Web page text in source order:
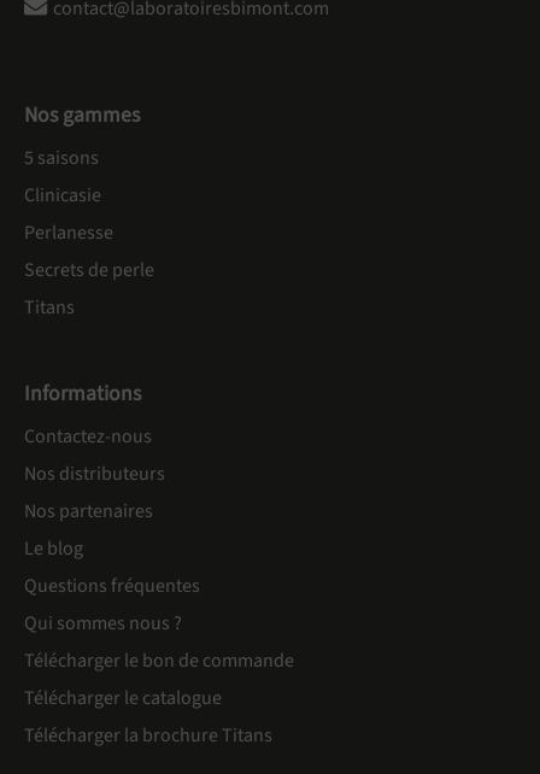
contact@laboratoiresbimont.com
Nos gammes
5 saisons
Clinicasie
Perlanesse
Secrets de perle
Titans
Informations
Contactez-nous
Nos distributeurs
Nos partenaires
Le blog
Questions fréquentes
Qui sommes nous ?
Télécharger le bon de commande
Télécharger le catalogue
Télécharger la brochure Titans